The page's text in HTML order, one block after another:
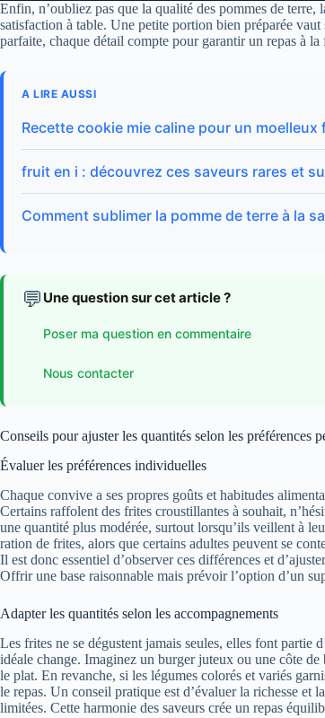
Enfin, n’oubliez pas que la qualité des pommes de
satisfaction à table. Une petite portion bien préparée
parfaite, chaque détail compte pour garantir un repas à
A LIRE AUSSI
Recette cookie mie caline pour un
fruit en i : découvrez ces saveurs rares et
Comment sublimer la pomme de terre à la
💬 Une question sur cet article ?
Poser ma question en commentaire
Nous contacter
Conseils pour ajuster les quantités selon les préférences
Évaluer les préférences individuelles
Chaque convive a ses propres goûts et habitudes
Certains raffolent des frites croustillantes à souhait,
une quantité plus modérée, surtout lorsqu’ils veillent à
ration de frites, alors que certains adultes peuvent se
Il est donc essentiel d’observer ces différences et
Offrir une base raisonnable mais prévoir l’option d’un
Adapter les quantités selon les accompagnements
Les frites ne se dégustent jamais seules, elles font partie
idéale change. Imaginez un burger juteux ou une côte
le plat. En revanche, si les légumes colorés et variés
le repas. Un conseil pratique est d’évaluer la richesse
limitées. Cette harmonie des saveurs crée un repas